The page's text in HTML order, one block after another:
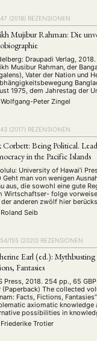
(2018) REZENSIONEN
Mujibur Rahman: Die
Draupadi Verlag,
Musibur Rahman, der
Vater der Nation und
1975, dem Jahrestag der
verhassten Pakistan,
seiner Familie und engen
Wolfgang-Peter Zingel
(2017) REZENSIONEN
Corbett: Being Political.
in the Pacific Islands
University of Hawai’i
Geht man von wenigen
aus, die sowohl eine gute
Wirtschaftser- folge
der anderen zwölf hier
Entitäten des Südpazifiks
sind nach dem
Roland Seib
155 (2020) REZENSIONEN
Earl (ed.): Mythbusting
Fantasies
Press, 2018. 254 pp., 65
(Paperback) The collected
Facts, Fictions,
axiomatic knowledge
possibilities in
and practices in
and
Friederike Trotier